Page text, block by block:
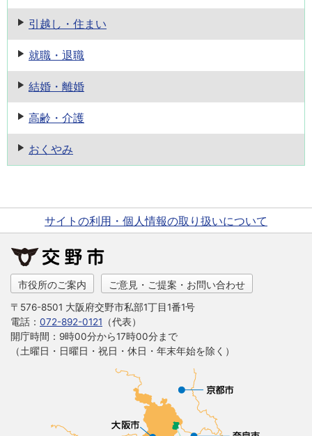
引越し・住まい
就職・退職
結婚・離婚
高齢・介護
おくやみ
サイトの利用・個人情報の取り扱いについて
市役所のご案内 ご意見・ご提案・お問い合わせ
〒576-8501 大阪府交野市私部1丁目1番1号
電話： 072-892-0121 （代表）
開庁時間：9時00分から17時00分まで
（土曜日・日曜日・祝日・休日・年末年始を除く）